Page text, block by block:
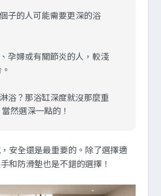
子的人可能需要更深的浴
孕婦或有關節炎的人，較淺
浴？那浴缸深度就沒那麼重
然選深一點的！
安全還是最重要的。除了選擇適
和防滑墊也是不錯的選擇！